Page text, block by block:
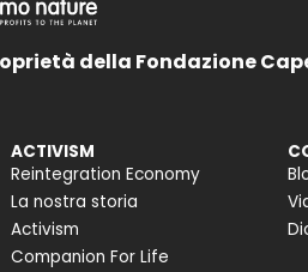
della Fondazione
ACTIVISM
Reintegration Economy
La nostra storia
Activism
Companion For Life